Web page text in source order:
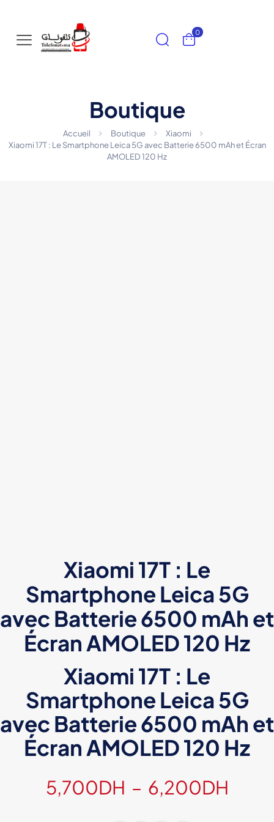
0
Boutique
Accueil Boutique
Xiaomi
Xiaomi 17T : Le Smartphone Leica 5G avec Batterie 6500 mAh et Écran
AMOLED 120 Hz
Xiaomi 17T : Le
Smartphone Leica 5G
avec Batterie 6500 mAh et
Écran AMOLED 120 Hz
Xiaomi 17T : Le
Smartphone Leica 5G
avec Batterie 6500 mAh et
Écran AMOLED 120 Hz
5,700DH – 6,200DH